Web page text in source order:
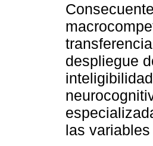
despliegue
las